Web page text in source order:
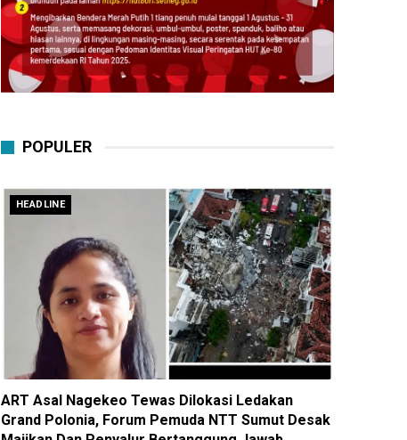
POPULER
HEADLINE
ART Asal Nagekeo Tewas Dilokasi Ledakan
Grand Polonia, Forum Pemuda NTT Sumut Desak